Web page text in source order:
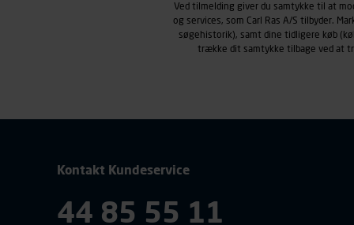
smartphone mv.) samt de
Vi henviser endvidere til
personoplysninger.
Ved tilmelding giver du samtykke til at
og services, som Carl Ras A/S tilbyder.
søgehistorik), samt dine tidligere køb
trække dit samtykke tilbage ved at
Kontakt Kundeservice
44 85 55 11